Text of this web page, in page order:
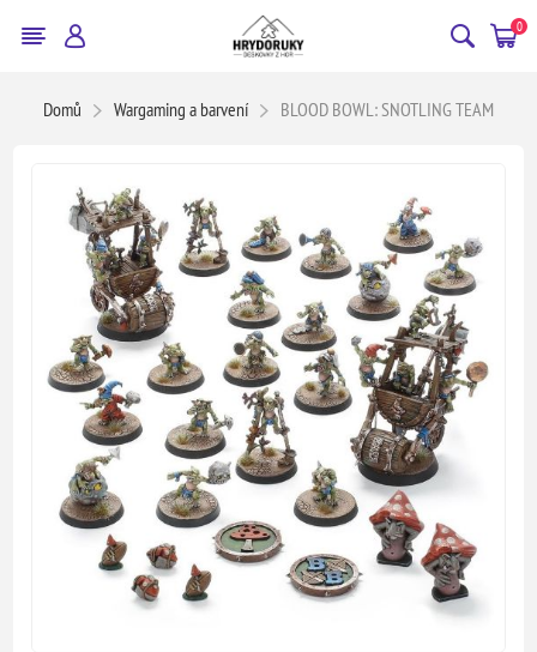
0
Domů Wargaming a barvení BLOOD BOWL: SNOTLING TEAM